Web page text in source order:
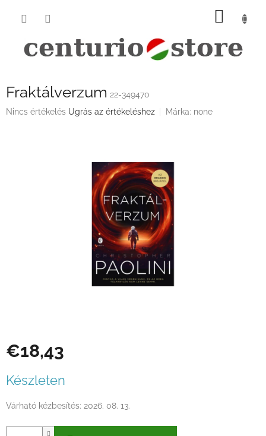
KOSÁR
Fraktálverzum 22-349470
A
Nincs értékelés Ugrás az értékeléshez Márka: none
€18,43
Készleten
Várható kézbesítés: 2026. 08. 13.